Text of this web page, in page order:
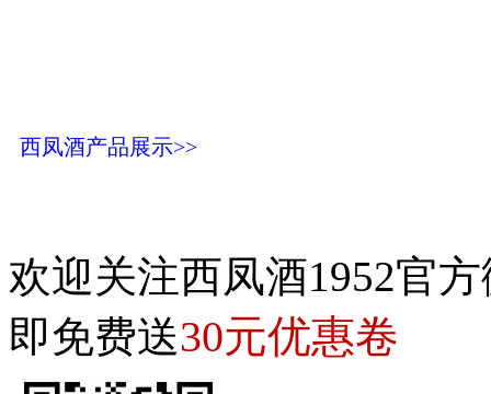
西凤酒产品展示>>
欢迎关注西凤酒1952官
即免费送30元优惠卷